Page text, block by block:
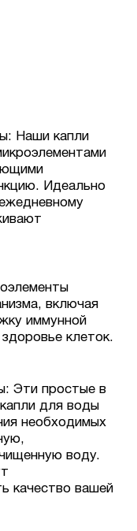
Наши капли
Идеально
включая
иммунной
клеток.
Эти простые в
для воды
необходимых
воду.
качество вашей